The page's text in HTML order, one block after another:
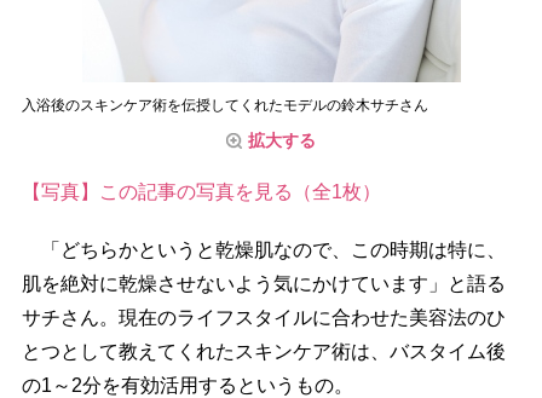
入浴後のスキンケア術を伝授してくれたモデルの鈴木サチさん
拡大する
【写真】この記事の写真を見る（全1枚）
「どちらかというと乾燥肌なので、この時期は特に、
肌を絶対に乾燥させないよう気にかけています」と語る
サチさん。現在のライフスタイルに合わせた美容法のひ
とつとして教えてくれたスキンケア術は、バスタイム後
の1～2分を有効活用するというもの。